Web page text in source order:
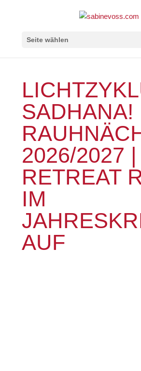
Seite wählen
SADHANA!
2026/2027
RETREAT
IM
AUF